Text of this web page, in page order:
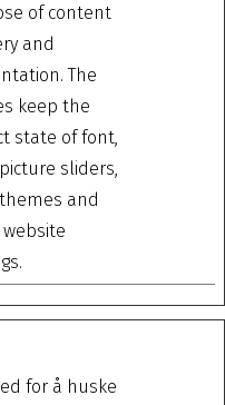
of content
and
The
keep the
state of font,
sliders,
and
for å huske